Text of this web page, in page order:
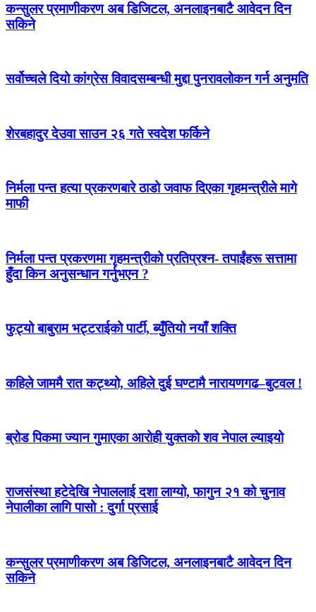
कन्सुलर प्रमाणीकरण अब डिजिटल, अनलाइनबाटै आवेदन दिन
सकिने
सर्वोच्चले दियो कांग्रेस विवादसम्बन्धी मुद्दा पुनरावलोकन गर्न अनुमति
शेरबहादुर देउवा साउन २६ गते स्वदेश फर्किने
निर्मला पन्त हत्या प्रकरणबारे ठाडो जवाफ दिएका गृहमन्त्रीले मागे
माफी
निर्मला पन्त प्रकरणमा गृहमन्त्रीको प्रतिप्रश्न- तपाईंहरू सत्तामा
हुँदा किन अनुसन्धान गर्नुभएन ?
फुट्यो बाबुराम भट्टराईको पार्टी, ब्युँतियो नयाँ शक्ति
कहिले जाममै रात कट्थ्यो, अहिले दुई घण्टामै नारायणगढ–बुटवल !
ब्रोड पिकमा ज्यान गुमाएका आरोही युक्तको शव नेपाल ल्याइयो
राजसंस्था हटेदेखि नेपाललाई दशा लाग्यो, फागुन २१ को चुनाव
नेपालीका लागि पासो : दुर्गा प्रसाई
कन्सुलर प्रमाणीकरण अब डिजिटल, अनलाइनबाटै आवेदन दिन
सकिने